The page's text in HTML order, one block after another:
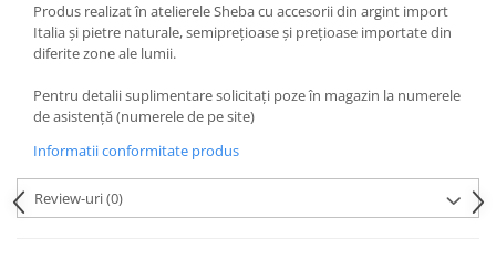
Produs realizat în atelierele Sheba cu accesorii din argint import
Italia și pietre naturale, semiprețioase și prețioase importate din
diferite zone ale lumii.
Pentru detalii suplimentare solicitați poze în magazin la numerele
de asistență (numerele de pe site)
Informatii conformitate produs
Review-uri(0)